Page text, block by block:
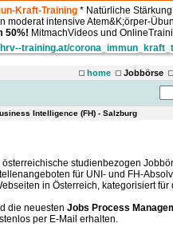
Kraft-Training * Natürliche
moderat intensive Atem&K;örper-
50%! MitmachVideos und
training.at/
home Jobbörse
Intelligence (FH) - Salzburg
österreichische studienbezogen
für UNI- und FH-
in Österreich, kategorisiert für
die neuesten Jobs Process
per E-Mail erhalten.